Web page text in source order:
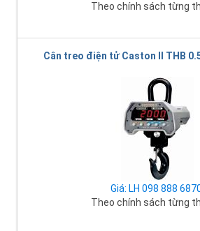
Theo chính sách từng
Cân treo điện tử Caston II THB
Giá: LH 098 888
Theo chính sách từng